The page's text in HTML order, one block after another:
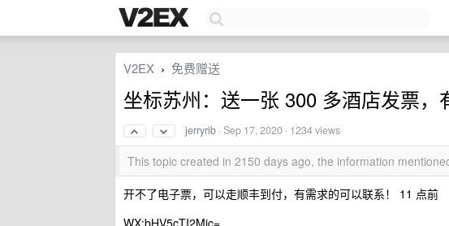
V2EX › 免费赠送
坐标苏州：送一张 300 多酒店发票，
jerryrib ·Sep 17, 2020 · 1234 views
This topic created in 2150 days ago, the information
开不了电子票，可以走顺丰到付，有需求的可以联系！ 11 点前
WX:bHV5cTI2Mjc=